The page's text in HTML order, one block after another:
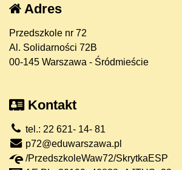
Adres
Przedszkole nr 72
Al. Solidarności 72B
00-145 Warszawa - Śródmieście
Kontakt
tel.: 22 621- 14- 81
p72@eduwarszawa.pl
/PrzedszkoleWaw72/SkrytkaESP